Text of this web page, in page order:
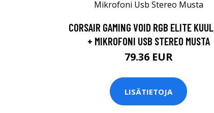
CORSAIR GAMING VOID RGB ELITE
+ MIKROFONI USB STEREO MUSTA
79.36 EUR
LISÄTIETOJA